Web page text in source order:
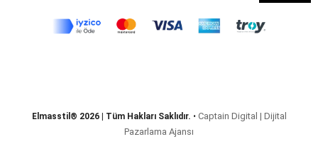
Elmasstil® 2026 | Tüm Hakları Saklıdır. • Captain Digital | Dijital
Pazarlama Ajansı